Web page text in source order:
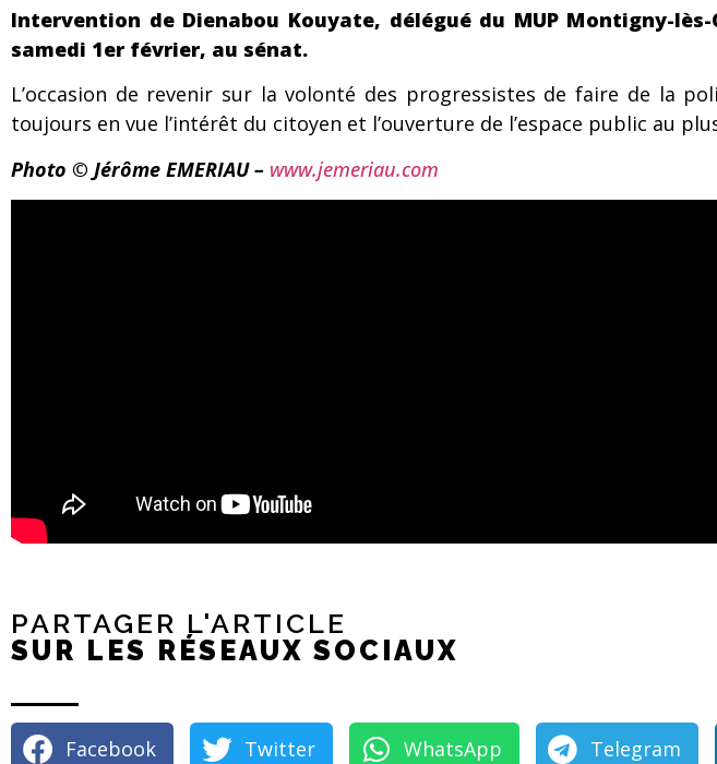
Intervention de Dienabou Kouyate, délégué du MUP Montigny-
samedi 1er février, au sénat.
L’occasion de revenir sur la volonté des progressistes de faire de la
toujours en vue l’intérêt du citoyen et l’ouverture de l’espace public au
Photo © Jérôme EMERIAU – www.jemeriau.com
PARTAGER L'ARTICLE
SUR LES RÉSEAUX SOCIAUX
Facebook Twitter WhatsApp Telegram